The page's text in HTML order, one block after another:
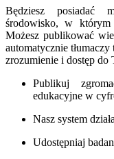
Będziesz posiadać
środowisko, w którym
Możesz publikować
automatycznie
zrozumienie i dostęp do
Publikuj
edukacyjne w
Nasz system
Udostępniaj